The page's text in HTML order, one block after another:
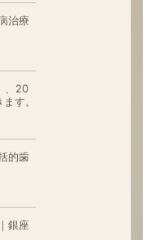
治療
、20
す。
的歯
銀座